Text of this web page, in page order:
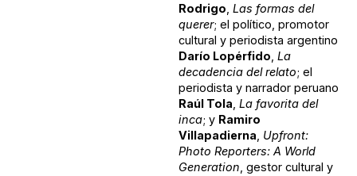
Rodrigo Las formas del
querer; el político, promotor
cultural y periodista argentino
Darío Lopérfido La
decadencia del relato; el
periodista y narrador peruano
Raúl Tola La favorita del
inca; y Ramiro
Villapadierna Upfront:
Photo Reporters: A World
Generation , gestor cultural y